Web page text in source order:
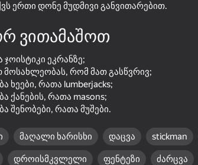
Empire 67 King's Army: Epic Battle
61
ერთი დონე მუდმივი განვითარებით.
ვითამაშოთ
ჯოისტიკი ეკრანზე;
მოსახლეობას, რომ მათ გასწვრივ;
ხეები, რათა lumberjacks;
ქანების, რათა masons;
შენობები, რათა მუშები.
მაღალი ხარისხი დაცვა stickman
დროისმკვლელი ფენტეზი ძარცვა